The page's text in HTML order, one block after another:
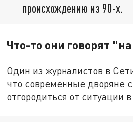
происхождению из 90-х.
Что-то они говорят
Один из журналистов в
что современные дворяне
отгородиться от ситуации